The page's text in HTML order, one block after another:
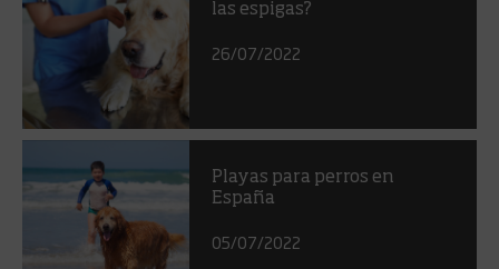
las espigas?
26/07/2022
Playas para perros en
España
05/07/2022